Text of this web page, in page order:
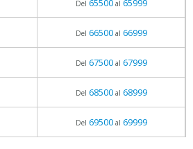
Del 65500al 65999
Del 66500al 66999
Del 67500al 67999
Del 68500al 68999
Del 69500al 69999